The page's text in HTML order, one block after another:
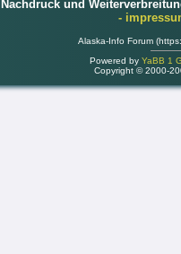
Nachdruck und
-
Alaska-Info Forum
Powered by YaBB 1
Copyright © 2000-